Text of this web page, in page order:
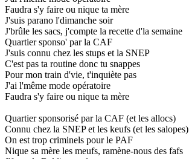
Faudra s'y faire ou nique ta mère
J'suis parano l'dimanche soir
J'brûle les sacs, j'compte la recette d'la semaine
Quartier sponso' par la CAF
J'suis connu chez les stups et la SNEP
C'est pas ta routine donc tu snappes
Pour mon train d'vie, t'inquiète pas
J'ai l'même mode opératoire
Faudra s'y faire ou nique ta mère
Quartier sponsorisé par la CAF (et les allocs)
Connu chez la SNEP et les keufs (et les salopes)
On est trop criminels pour le PAF
Nique sa mère les meufs, ramène-nous des fafs